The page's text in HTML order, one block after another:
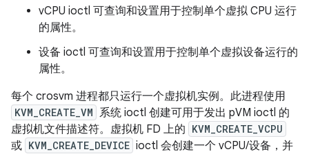
vCPU ioctl 可查询和设置用于控制单个虚拟 CPU 运行
的属性。
设备 ioctl 可查询和设置用于控制单个虚拟设备运行的
属性。
每个 crosvm 进程都只运行一个虚拟机实例。此进程使用
KVM_CREATE_VM 系统 ioctl 创建可用于发出 pVM ioctl 的
虚拟机文件描述符。虚拟机 FD 上的 KVM_CREATE_VCPU
或 KVM_CREATE_DEVICE ioctl 会创建一个 vCPU/设备，并